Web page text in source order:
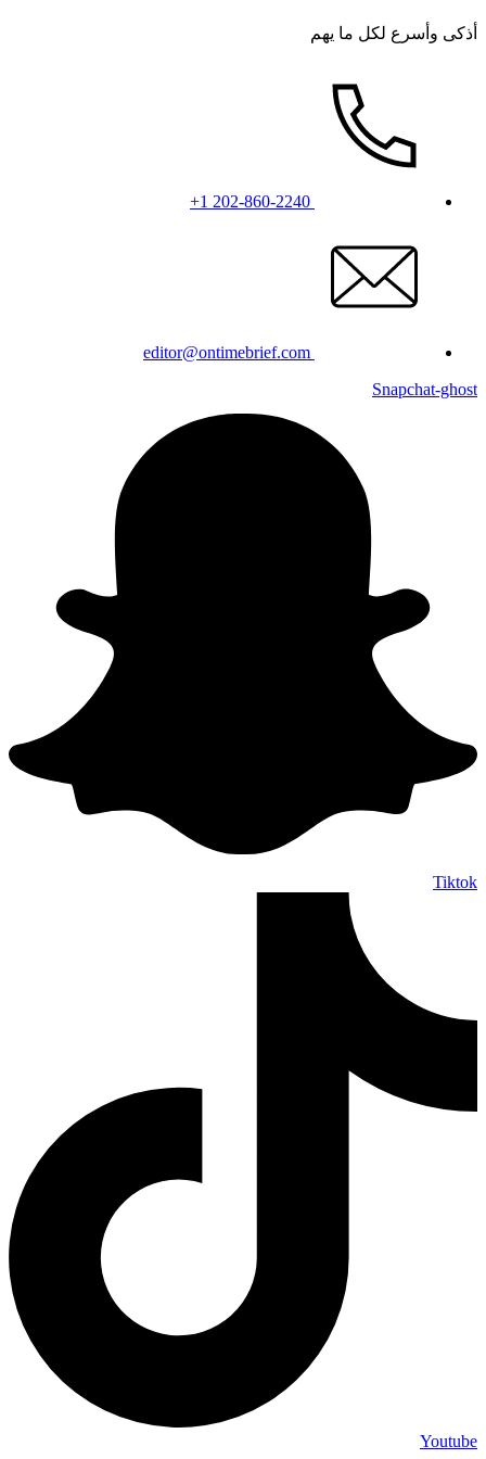
أذكى وأسرع لكل ما يهم
+1 202-860-2240
editor@ontimebrief.com
Snapchat-ghost
Tiktok
Youtube